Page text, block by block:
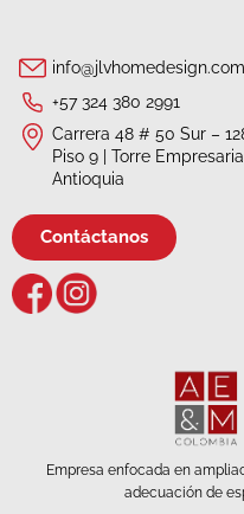
info@jlvhomedesign.com
+57 324 380 2991
Carrera 48 # 50 Sur –
Piso 9 | Torre
Antioquia
Contáctanos
Empresa enfocada en
adecuación de